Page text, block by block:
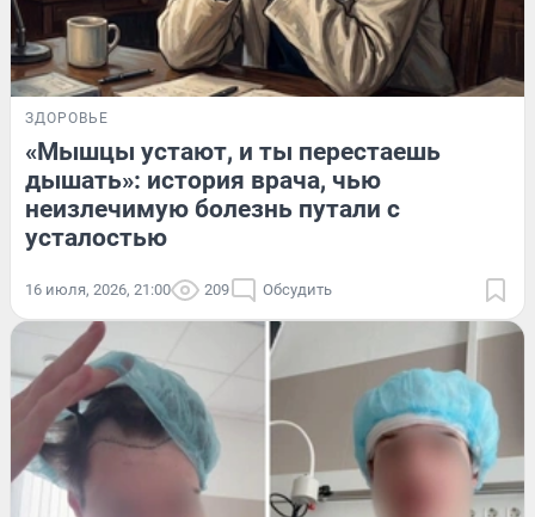
ЗДОРОВЬЕ
«Мышцы устают, и ты перестаешь
дышать»: история врача, чью
неизлечимую болезнь путали с
усталостью
16 июля, 2026, 21:00 209 Обсудить